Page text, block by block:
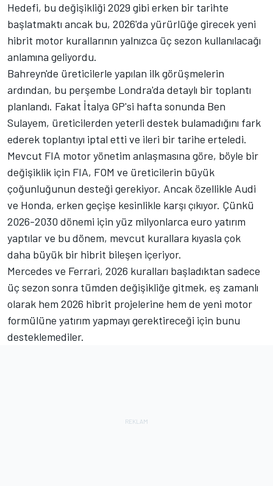
Hedefi, bu değişikliği 2029 gibi erken bir tarihte
başlatmaktı ancak bu, 2026'da yürürlüğe girecek yeni
hibrit motor kurallarının yalnızca üç sezon kullanılacağı
anlamına geliyordu.
Bahreyn'de üreticilerle yapılan ilk görüşmelerin
ardından, bu perşembe Londra'da detaylı bir toplantı
planlandı. Fakat İtalya GP'si hafta sonunda Ben
Sulayem, üreticilerden yeterli destek bulamadığını fark
ederek toplantıyı iptal etti ve ileri bir tarihe erteledi.
Mevcut FIA motor yönetim anlaşmasına göre, böyle bir
değişiklik için FIA, FOM ve üreticilerin büyük
çoğunluğunun desteği gerekiyor. Ancak özellikle Audi
ve Honda, erken geçişe kesinlikle karşı çıkıyor. Çünkü
2026-2030 dönemi için yüz milyonlarca euro yatırım
yaptılar ve bu dönem, mevcut kurallara kıyasla çok
daha büyük bir hibrit bileşen içeriyor.
Mercedes ve Ferrari, 2026 kuralları başladıktan sadece
üç sezon sonra tümden değişikliğe gitmek, eş zamanlı
olarak hem 2026 hibrit projelerine hem de yeni motor
formülüne yatırım yapmayı gerektireceği için bunu
desteklemediler.